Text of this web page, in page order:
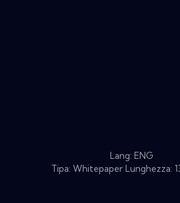
Lang: ENG
Tipa: Whitepaper Lunghezza: